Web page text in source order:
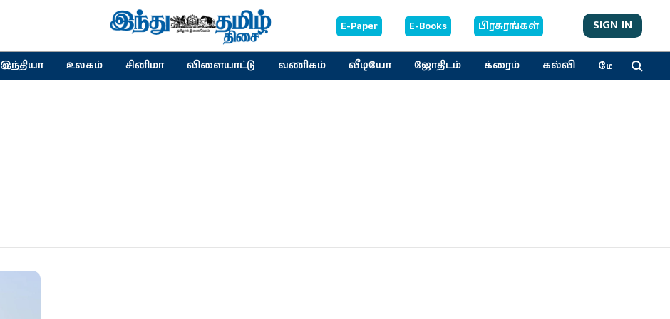
E-Paper E-Books பிரசுரங்கள் SIGN IN
இந்தியா உலகம் சினிமா விளையாட்டு வணிகம் வீடியோ ஜோதிடம் க்ரைம் கல்வி மேலும்